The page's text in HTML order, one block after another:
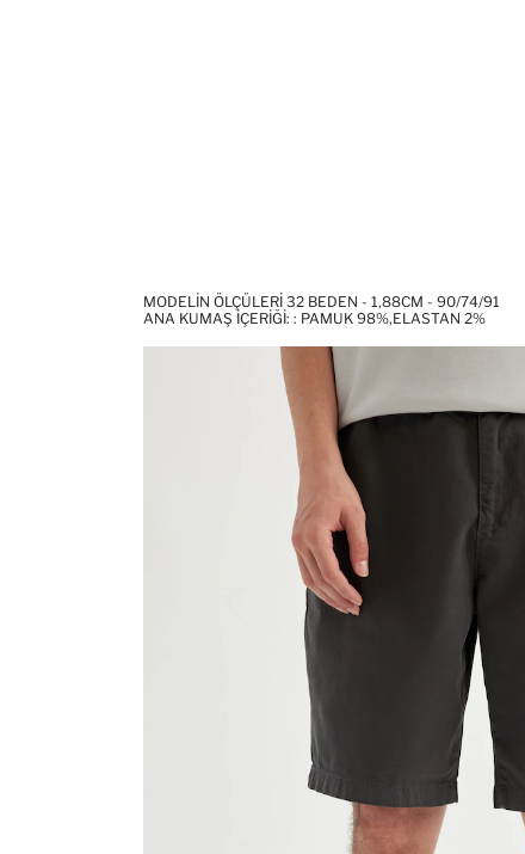
MODELIN ÖLÇÜLERI 32 BEDEN - 1,88CM - 90/74/91
ANA KUMAŞ İÇERIĞI: : PAMUK 98%,ELASTAN 2%